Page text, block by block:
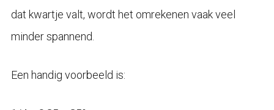
dat kwartje valt, wordt het omrekenen vaak veel
minder spannend.
Een handig voorbeeld is: